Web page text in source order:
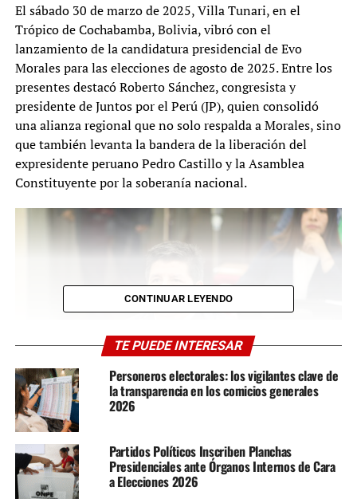
El sábado 30 de marzo de 2025, Villa Tunari, en el
Trópico de Cochabamba, Bolivia, vibró con el
lanzamiento de la candidatura presidencial de Evo
Morales para las elecciones de agosto de 2025. Entre los
presentes destacó Roberto Sánchez, congresista y
presidente de Juntos por el Perú (JP), quien consolidó
una alianza regional que no solo respalda a Morales, sino
que también levanta la bandera de la liberación del
expresidente peruano Pedro Castillo y la Asamblea
Constituyente por la soberanía nacional.
Exmandatario Pedro Castillo podría ser candidato en el
Frente Político que promueve Roberto Sánchez
Un respaldo mutuo con visión latinoamericana
CONTINUAR LEYENDO
TE PUEDE INTERESAR
Personeros electorales: los vigilantes clave de
la transparencia en los comicios generales
2026
Partidos Políticos Inscriben Planchas
Presidenciales ante Órganos Internos de Cara
a Elecciones 2026